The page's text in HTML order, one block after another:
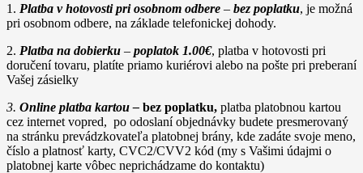
1. Platba v hotovosti pri osobnom odbere – bez poplatku, je možná
pri osobnom odbere, na základe telefonickej dohody.
2. Platba na dobierku – poplatok 1.00€, platba v hotovosti pri
doručení tovaru, platíte priamo kuriérovi alebo na pošte pri preberaní
Vašej zásielky
3. Online platba kartou – bez poplatku, platba platobnou kartou
cez internet vopred, po odoslaní objednávky budete presmerovaný
na stránku prevádzkovateľa platobnej brány, kde zadáte svoje meno,
číslo a platnosť karty, CVC2/CVV2 kód (my s Vašimi údajmi o
platobnej karte vôbec neprichádzame do kontaktu)